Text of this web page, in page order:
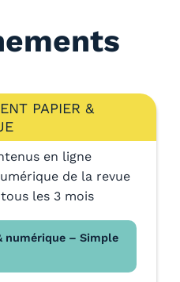
PAPIER &
en ligne
de la revue
les 3 mois
numérique – Simple